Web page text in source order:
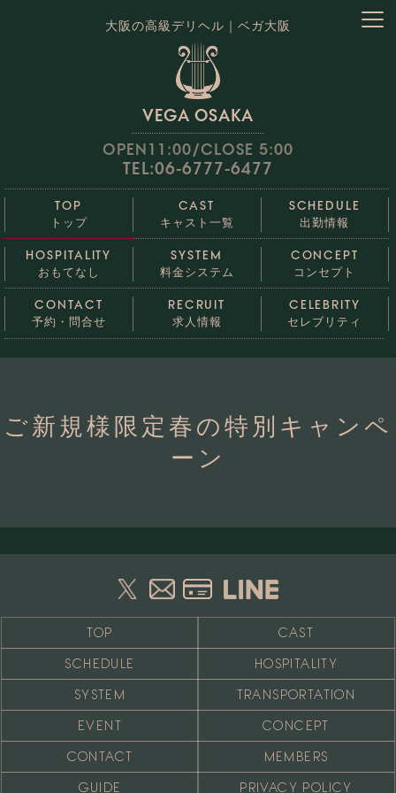
大阪の高級デリヘル｜ベガ大阪
VEGA OSAKA
OPEN11:00/CLOSE 5:00
TEL:06-6777-6477
TOP
トップ
CAST
キャスト一覧
SCHEDULE
出勤情報
HOSPITALITY
おもてなし
SYSTEM
料金システム
CONCEPT
コンセプト
CONTACT
予約・問合せ
RECRUIT
求人情報
CELEBRITY
セレブリティ
ご新規様限定春の特別キャンペ
ーン
TOP
CAST
SCHEDULE
HOSPITALITY
SYSTEM
TRANSPORTATION
EVENT
CONCEPT
CONTACT
MEMBERS
GUIDE
PRIVACY POLICY